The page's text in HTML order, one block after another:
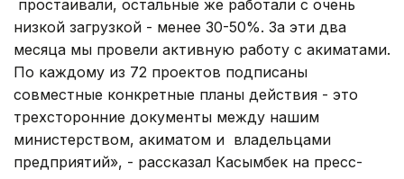
простаивали, остальные же работали с очень
низкой загрузкой - менее 30-50%. За эти два
месяца мы провели активную работу с акиматами.
По каждому из 72 проектов подписаны
совместные конкретные планы действия - это
трехсторонние документы между нашим
министерством, акиматом и владельцами
предприятий», - рассказал Касымбек на пресс-